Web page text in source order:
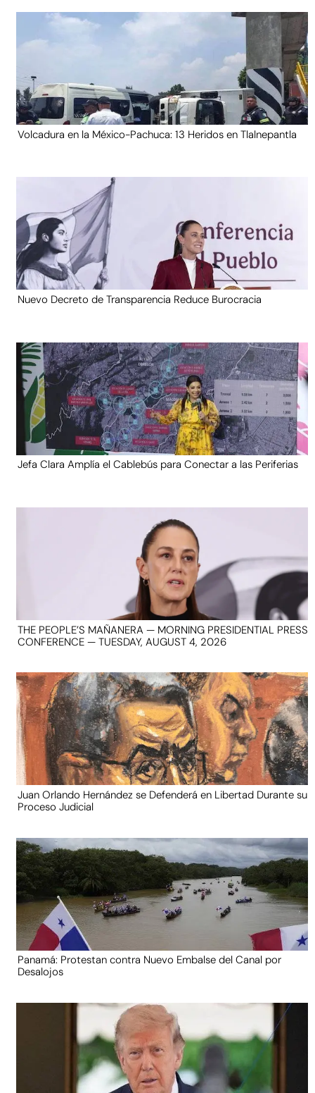
Volcadura en la México-Pachuca: 13 Heridos en Tlalnepantla
Nuevo Decreto de Transparencia Reduce Burocracia
Jefa Clara Amplía el Cablebús para Conectar a las Periferias
THE PEOPLE’S MAÑANERA — MORNING PRESIDENTIAL PRESS
CONFERENCE — TUESDAY, AUGUST 4, 2026
Juan Orlando Hernández se Defenderá en Libertad Durante su
Proceso Judicial
Panamá: Protestan contra Nuevo Embalse del Canal por
Desalojos